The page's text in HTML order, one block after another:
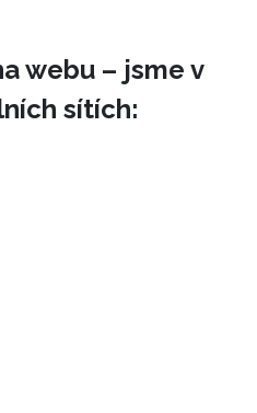
webu – jsme v
sítích: